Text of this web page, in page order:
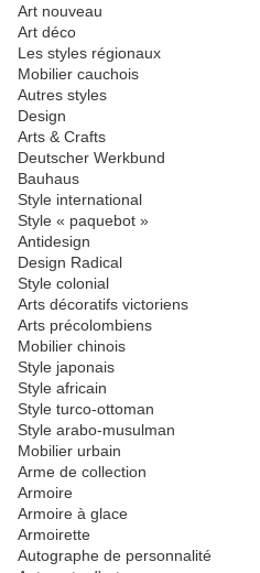
Art nouveau
Art déco
Les styles régionaux
Mobilier cauchois
Autres styles
Design
Arts & Crafts
Deutscher Werkbund
Bauhaus
Style international
Style « paquebot »
Antidesign
Design Radical
Style colonial
Arts décoratifs victoriens
Arts précolombiens
Mobilier chinois
Style japonais
Style africain
Style turco-ottoman
Style arabo-musulman
Mobilier urbain
Arme de collection
Armoire
Armoire à glace
Armoirette
Autographe de personnalité